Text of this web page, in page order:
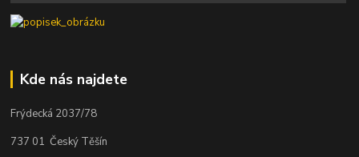
Kde nás najdete
Frýdecká 2037/78
737 01 Český Těšín